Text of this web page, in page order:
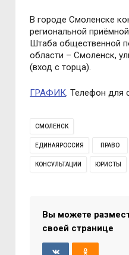
В городе Смоленске
региональной
Штаба общественной
области – Смоленск,
(вход с торца).
ГРАФИК. Телефон для
СМОЛЕНСК
ЕДИНАЯРОССИЯ ПРАВО
КОНСУЛЬТАЦИИ ЮРИСТЫ
Вы можете
своей странице